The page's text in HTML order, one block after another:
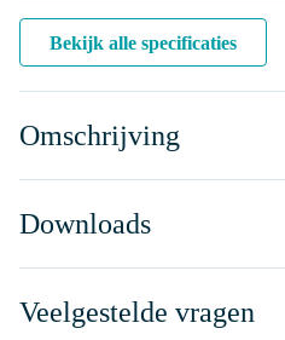
Bekijk alle specificaties
Omschrijving
Downloads
Veelgestelde vragen